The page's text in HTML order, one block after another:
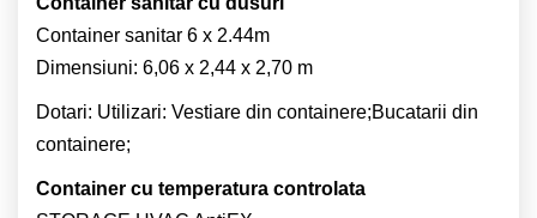
Container sanitar 6 x 2.44m
Dimensiuni: 6,06 x 2,44 x 2,70 m
Dotari: Utilizari: Vestiare din containere;Bucatarii din
containere;
Container cu temperatura controlata